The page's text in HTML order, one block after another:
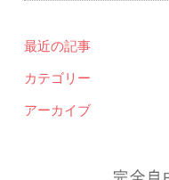
最近の記事
カテゴリー
アーカイブ